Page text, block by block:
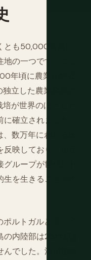
とも50,000年前に
の一つです。ニュ
年頃に農業が独立
立した農業発展の
が世界のほとんど
確立されました。
数万年にわたる比
映しており、山岳
ループが世代にわ
を生きることがで
ルトガルとスペイ
内陸部は20世紀ま
でした。沿岸地域